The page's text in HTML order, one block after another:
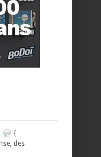
{
des